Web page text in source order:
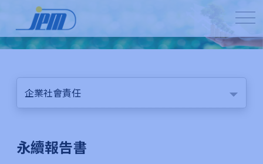
企業社會責任
永續報告書